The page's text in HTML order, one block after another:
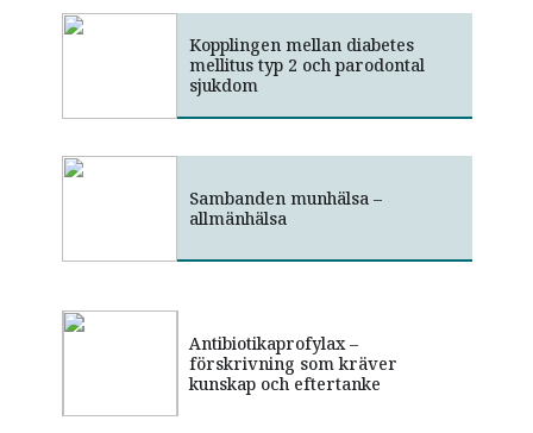
Kopplingen mellan diabetes
mellitus typ 2 och parodontal
sjukdom
Sambanden munhälsa –
allmänhälsa
Antibiotika vid behandling av
parodontala och periimplantära
infektioner
Behandling av akuta dentala
infektioner
Antibiotikaprofylax –
förskrivning som kräver
kunskap och eftertanke